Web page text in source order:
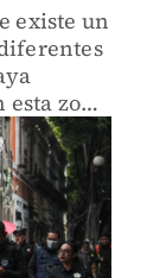
existe un
zona